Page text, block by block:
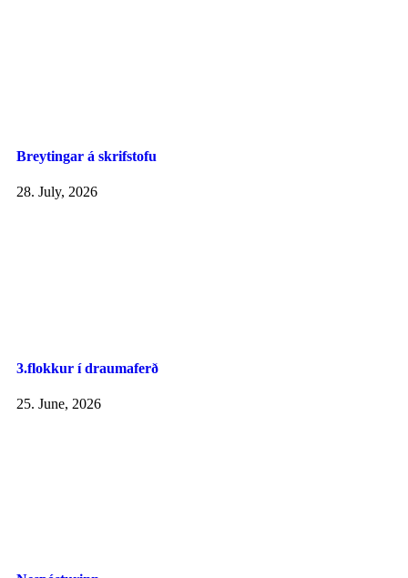
Breytingar á skrifstofu
28. July, 2026
3.flokkur í draumaferð
25. June, 2026